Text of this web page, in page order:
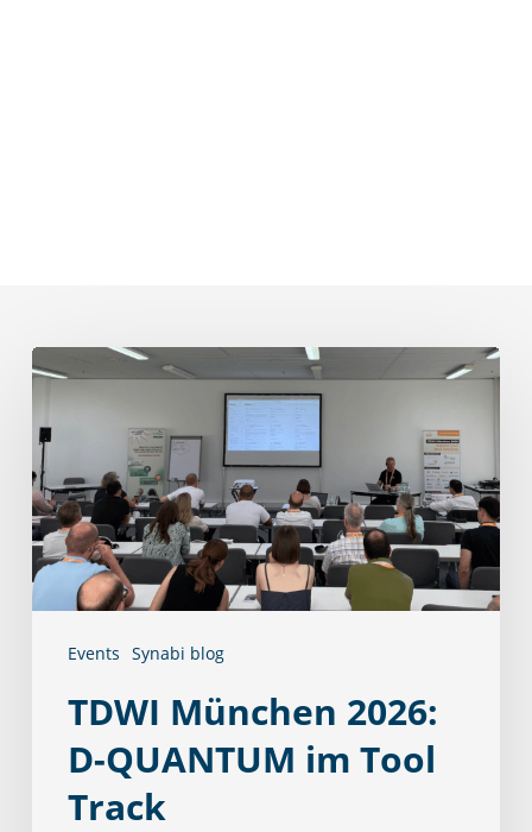
Events Synabi blog
TDWI
München
2026:
D-
QUANTUM
im
Tool
TDWI München 2026:
D-QUANTUM im Tool
Track